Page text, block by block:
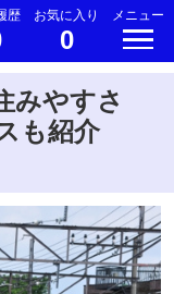
歴 お気に入り
0
メニュー
みやすさ
も紹介